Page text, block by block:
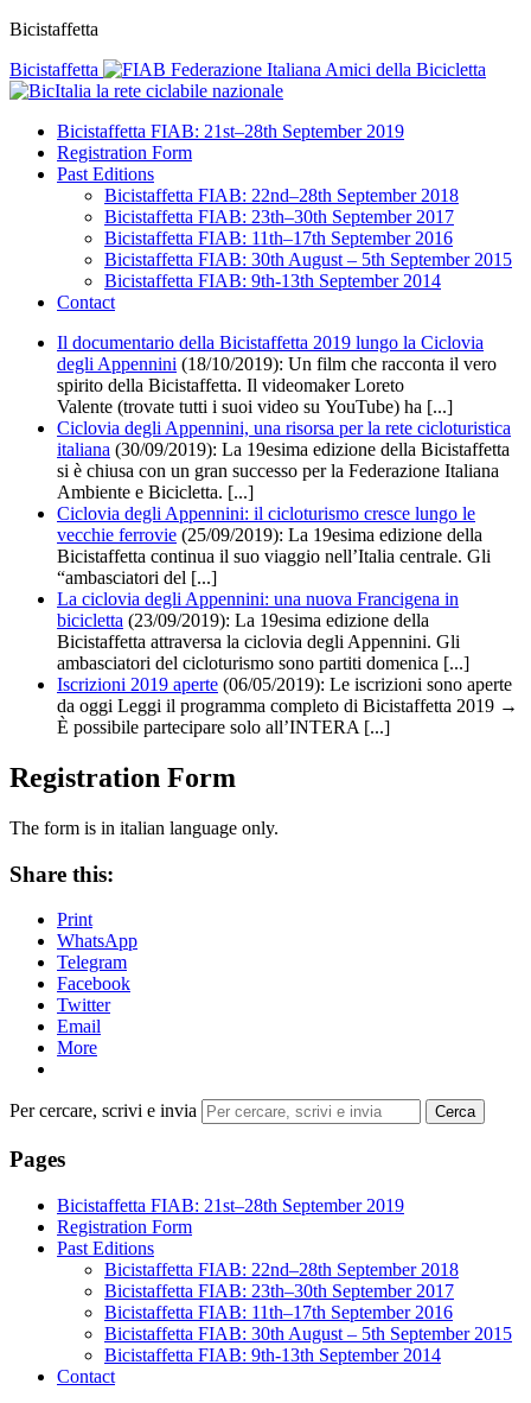
Bicistaffetta
Bicistaffetta
Federazione Italiana Amici della Bicicletta
la rete ciclabile nazionale
Bicistaffetta FIAB: 21st–28th September 2019
Registration Form
Past Editions
Bicistaffetta FIAB: 22nd–28th September 2018
Bicistaffetta FIAB: 23th–30th September 2017
Bicistaffetta FIAB: 11th–17th September 2016
Bicistaffetta FIAB: 30th August – 5th September 2015
Bicistaffetta FIAB: 9th-13th September 2014
Contact
Il documentario della Bicistaffetta 2019 lungo la Ciclovia
degli Appennini (18/10/2019): Un film che racconta il vero
spirito della Bicistaffetta. Il videomaker Loreto
Valente (trovate tutti i suoi video su YouTube) ha [...]
Ciclovia degli Appennini, una risorsa per la rete cicloturistica
italiana (30/09/2019): La 19esima edizione della Bicistaffetta
si è chiusa con un gran successo per la Federazione Italiana
Ambiente e Bicicletta. [...]
Ciclovia degli Appennini: il cicloturismo cresce lungo le
vecchie ferrovie (25/09/2019): La 19esima edizione della
Bicistaffetta continua il suo viaggio nell’Italia centrale. Gli
“ambasciatori del [...]
La ciclovia degli Appennini: una nuova Francigena in
bicicletta (23/09/2019): La 19esima edizione della
Bicistaffetta attraversa la ciclovia degli Appennini. Gli
ambasciatori del cicloturismo sono partiti domenica [...]
Iscrizioni 2019 aperte (06/05/2019): Le iscrizioni sono aperte
da oggi Leggi il programma completo di Bicistaffetta 2019 →
È possibile partecipare solo all’INTERA [...]
Registration Form
The form is in italian language only.
Share this:
Print
WhatsApp
Telegram
Facebook
Twitter
Email
More
Per cercare, scrivi e invia Cerca
Pages
Bicistaffetta FIAB: 21st–28th September 2019
Registration Form
Past Editions
Bicistaffetta FIAB: 22nd–28th September 2018
Bicistaffetta FIAB: 23th–30th September 2017
Bicistaffetta FIAB: 11th–17th September 2016
Bicistaffetta FIAB: 30th August – 5th September 2015
Bicistaffetta FIAB: 9th-13th September 2014
Contact